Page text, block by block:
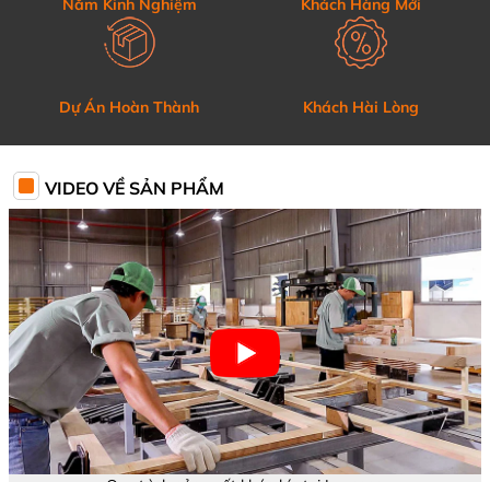
Năm Kinh Nghiệm Khách Hàng Mới
Dự Án Hoàn Thành Khách Hài Lòng
VIDEO VỀ SẢN PHẨM